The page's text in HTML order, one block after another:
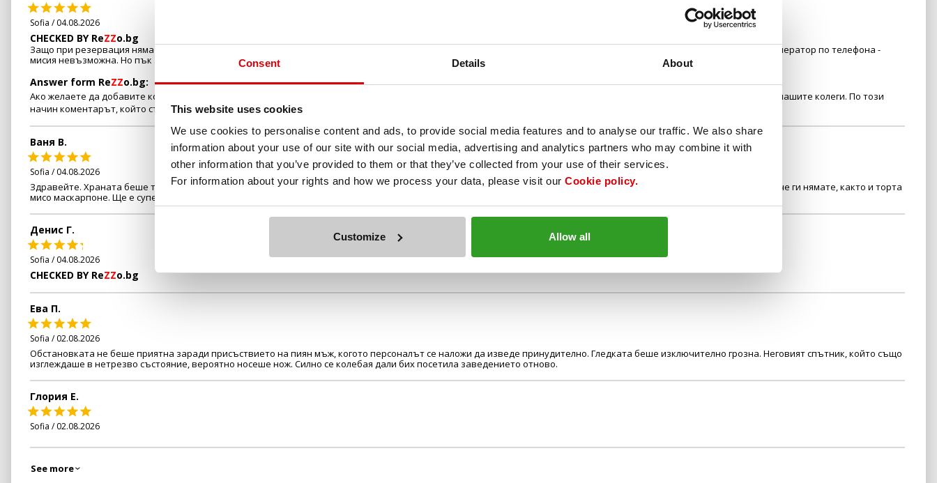
Consent Details About
This website uses cookies
We use cookies to personalise content and ads, to provide social media features and to analyse our traffic. We also share
information about your use of our site with our social media, advertising and analytics partners who may combine it with
other information that you’ve provided to them or that they’ve collected from your use of their services.
For information about your rights and how we process your data, please visit our Cookie policy.
Customize Allow all
Sofia / 04.08.2026
CHECKED BY ReZZo.bg
Защо при резервация няма опция за коментар? Ако има някакви специфики относно настаняването, няма възможност да се напишат предварително. Свързване с оператор по телефона -
мисия невъзможна. Но пък за сметка на това линията е платена.
Answer form ReZZo.bg:
Ако желаете да добавите коментар към резервацията си, е необходимо преди избора на час да натиснете бутона ,,Лиспващ час?" за изпращане на запитване към нашите колеги. По този
начин коментарът, който сте оставили, ще бъде изпратен и те ще могат да го видят.
Ваня В.
Sofia / 04.08.2026
Здравейте. Храната беше топ, както и обстановката. Супер сте. Като препоръка бихме добавили: преди имахте в менюто страхотни тортили с пилешко, жалко че вече ги нямате, както и торта
мисо маскарпоне. Ще е супер,ако ги добавите отново в менюто.
Денис Г.
Sofia / 04.08.2026
CHECKED BY ReZZo.bg
Ева П.
Sofia / 02.08.2026
Обстановката не беше приятна заради присъствието на пиян мъж, когото персоналът се наложи да изведе принудително. Гледката беше изключително грозна. Неговият спътник, който също
изглеждаше в нетрезво състояние, вероятно носеше нож. Силно се колебая дали бих посетила заведението отново.
Глория Е.
Sofia / 02.08.2026
See more